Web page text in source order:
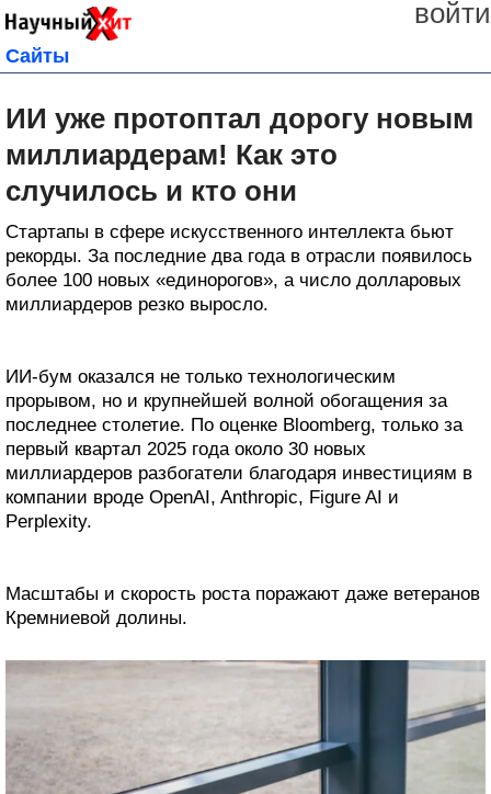
войти
Сайты
ИИ уже протоптал дорогу новым
миллиардерам! Как это
случилось и кто они
Стартапы в сфере искусственного интеллекта бьют
рекорды. За последние два года в отрасли появилось
более 100 новых «единорогов», а число долларовых
миллиардеров резко выросло.
ИИ-бум оказался не только технологическим
прорывом, но и крупнейшей волной обогащения за
последнее столетие. По оценке Bloomberg, только за
первый квартал 2025 года около 30 новых
миллиардеров разбогатели благодаря инвестициям в
компании вроде OpenAI, Anthropic, Figure AI и
Perplexity.
Масштабы и скорость роста поражают даже ветеранов
Кремниевой долины.